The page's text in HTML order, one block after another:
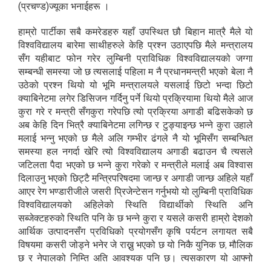
(प्रचण्ड)ज्यूका भनाईहरू ।
हाम्रो पार्टीका सबै कमरेडहरु यहाँ उपस्थित छौ बिहान मात्रै मैले यो
विश्वविद्यालय बारेमा साथीहरुले केहि प्रश्न उठाएपछि मैले मन्त्रालय
सँग यहीबाट फोन गरेर लुम्बिनी प्राविधिक विश्वविद्यालयको जग्गा
सम्बन्धी समस्या जो छ त्यसलाई पहिला म नै प्रधानमन्त्री भएको बेला नै
उठेको प्रश्न थियो यो भूमि मन्त्रालयले यसलाई छिटो भन्दा छिटो
क्याबिनेटमा लगेर डिसिजन गर्दिनु पर्ने थियो प्रक्रियामा थियो मैले आज
कुरा गरे र मन्त्री सँगकुरा गरेपछि त्यो प्रक्रिया अगाडी बढिसकेको छ
अब केहि दिन भित्रै क्याबिनेटमा लगिन्छ र टुङ्याइन्छ भन्ने कुरा उहाले
मलाई भन्नु भएको छ मैले अलि गम्भीर ढंगले नै यो भूमिसँग सम्बन्धित
समस्या हल नगर्दा खेरि त्यो विश्वविद्यालय अगाडी बढाउन चै त्यसले
जटिलता पैदा भएको छ भन्ने कुरा गरेको र मन्त्रीले मलाई अब विश्वास
दिलाउनु भएको छिट्टै मन्त्रिपरिषदमा जान्छ र अगाडी जान्छ अहिले यहाँ
आएर रेग भण्डारीजीले जसरी प्रिजेन्टेसन गर्नुभयो यो लुम्बिनी प्राविधिक
विश्वविद्यालयको अहिलेको स्थिति विद्यार्थीको स्थिति अनि
सब्जेक्टहरुको स्थिति पनि के छ भन्ने कुरा र यसले कसरी हाम्रो देशको
आर्थिक उत्पादनसँग प्रविधिको प्रयोगसँग कृषि पर्यटन लगायत सबै
विषयमा कसरी जोड्ने भनेर जे राख्नु भएको छ यो निकै युनिक छ, मौलिक
छ र नेपालको निम्ति अति आवश्यक पनि छ। त्यसकारण यो आफ्नो